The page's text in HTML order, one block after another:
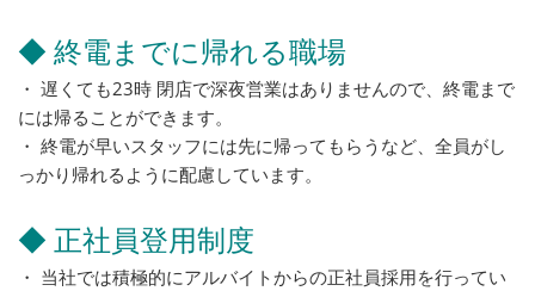
◆ 終電までに帰れる職場
・ 遅くても23時 閉店で深夜営業はありませんので、終電まで
には帰ることができます。
・ 終電が早いスタッフには先に帰ってもらうなど、全員がし
っかり帰れるように配慮しています。
◆ 正社員登用制度
・ 当社では積極的にアルバイトからの正社員採用を行ってい